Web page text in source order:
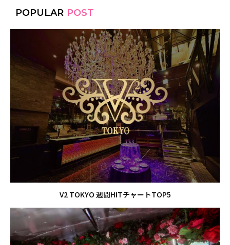
POPULAR POST
V2 TOKYO 週間HITチャートTOP5